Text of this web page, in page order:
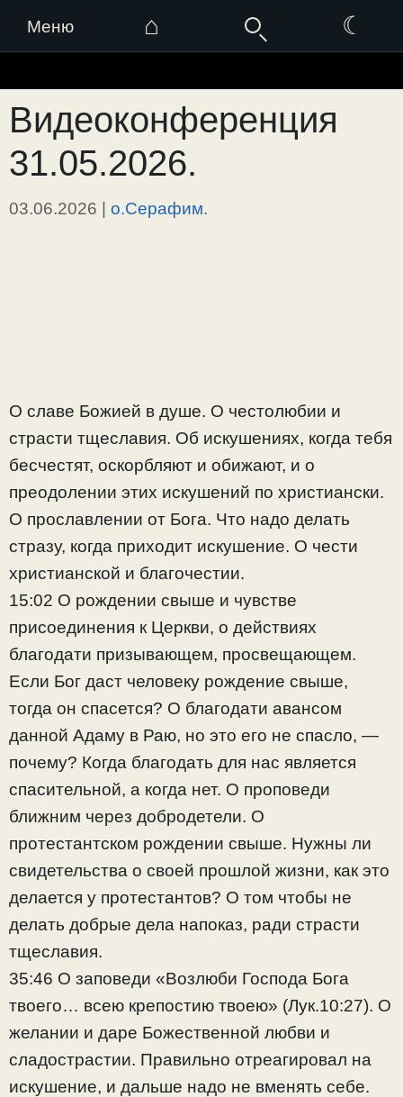
Меню ⌂ ☾
к
содержимому
Видеоконференция
31.05.2026.
03.06.2026 | о.Серафим.
О славе Божией в душе. О честолюбии и
страсти тщеславия. Об искушениях, когда тебя
бесчестят, оскорбляют и обижают, и о
преодолении этих искушений по христиански.
О прославлении от Бога. Что надо делать
стразу, когда приходит искушение. О чести
христианской и благочестии.
15:02 О рождении свыше и чувстве
присоединения к Церкви, о действиях
благодати призывающем, просвещающем.
Если Бог даст человеку рождение свыше,
тогда он спасется? О благодати авансом
данной Адаму в Раю, но это его не спасло, —
почему? Когда благодать для нас является
спасительной, а когда нет. О проповеди
ближним через добродетели. О
протестантском рождении свыше. Нужны ли
свидетельства о своей прошлой жизни, как это
делается у протестантов? О том чтобы не
делать добрые дела напоказ, ради страсти
тщеславия.
35:46 О заповеди «Возлюби Господа Бога
твоего… всею крепостию твоею» (Лук.10:27). О
желании и даре Божественной любви и
сладострастии. Правильно отреагировал на
искушение, и дальше надо не вменять себе.